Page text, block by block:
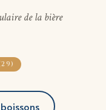
de la bière